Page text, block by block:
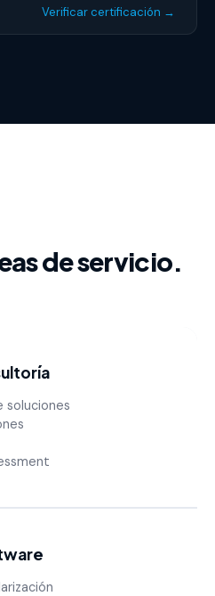
Verificar certificación →
de servicio.
soluciones